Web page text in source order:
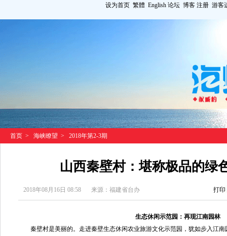
设为首页 繁體 English 论坛 博客 注册 游客
首页 > 海峡瞭望 > 2018年第2-3期
山西秦壁村：堪称极品的绿
2018年08月16日 08:58 来源：福建省台办 打印
生态休闲示范园：再现江南园林
秦壁村是美丽的。走进秦壁生态休闲农业旅游文化示范园，犹如步入江南